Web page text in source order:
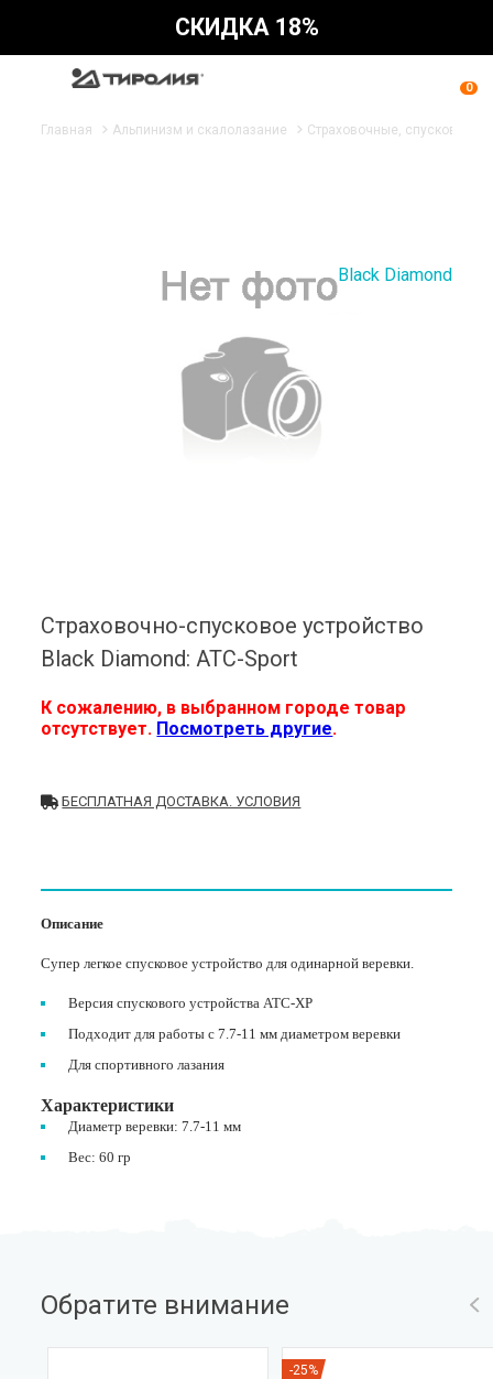
СКИДКА 18%
0
Главная Альпинизм и скалолазание Страховочные, спусковые
Black Diamond
Страховочно-спусковое устройство
Black Diamond: ATC-Sport
К сожалению, в выбранном городе товар
отсутствует. Посмотреть другие.
БЕСПЛАТНАЯ ДОСТАВКА. УСЛОВИЯ
Описание
Супер легкое спусковое устройство для одинарной веревки.
Версия спускового устройства ATC-XP
Подходит для работы с 7.7-11 мм диаметром веревки
Для спортивного лазания
Характеристики
Диаметр веревки: 7.7-11 мм
Вес: 60 гр
Обратите внимание
-25%